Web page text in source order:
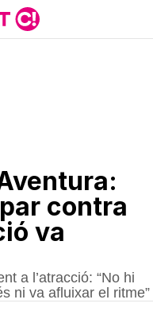
contra
va
a l’atracció: “No hi
ni va afluixar el ritme”